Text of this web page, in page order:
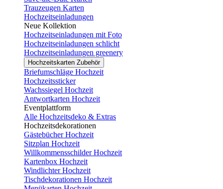
Trauzeugen Karten
Hochzeitseinladungen
Neue Kollektion
Hochzeitseinladungen mit Foto
Hochzeitseinladungen schlicht
Hochzeitseinladungen greenery
Hochzeitskarten Zubehör
Briefumschläge Hochzeit
Hochzeitssticker
Wachssiegel Hochzeit
Antwortkarten Hochzeit
Eventplattform
Alle Hochzeitsdeko & Extras
Hochzeitsdekorationen
Gästebücher Hochzeit
Sitzplan Hochzeit
Willkommensschilder Hochzeit
Kartenbox Hochzeit
Windlichter Hochzeit
Tischdekorationen Hochzeit